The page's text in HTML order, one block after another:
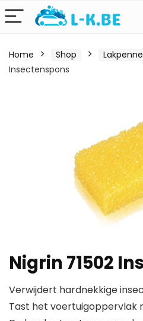
Home Shop
Insectenspons
Nigrin 71502
Verwijdert hardnekkige
Tast het voertuigoppervlak